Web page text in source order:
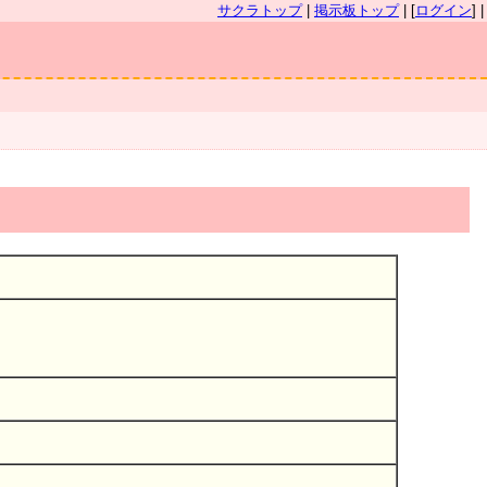
サクラトップ| 掲示板トップ| [ログイン] |